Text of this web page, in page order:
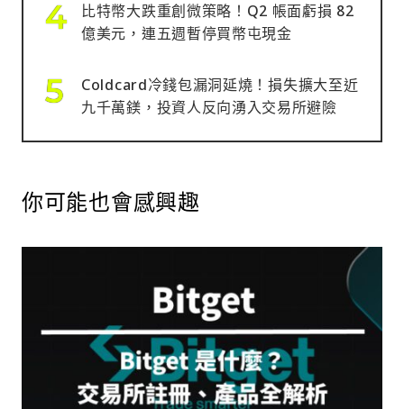
比特幣大跌重創微策略！Q2 帳面虧損 82
億美元，連五週暫停買幣屯現金
Coldcard冷錢包漏洞延燒！損失擴大至近
九千萬鎂，投資人反向湧入交易所避險
你可能也會感興趣